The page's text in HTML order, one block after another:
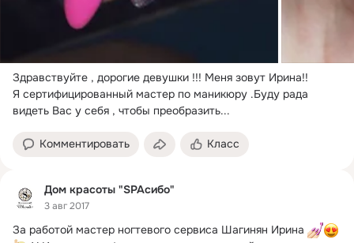
Здравствуйте , дорогие девушки !!! Меня зовут Ирина!!
Я сертифицированный мастер по маникюру .Буду рада
видеть Вас у себя , чтобы преобразить...
Комментировать Класс
Дом красоты "SPAсибо"
3 авг 2017
За работой мастер ногтевого сервиса Шагинян Ирина